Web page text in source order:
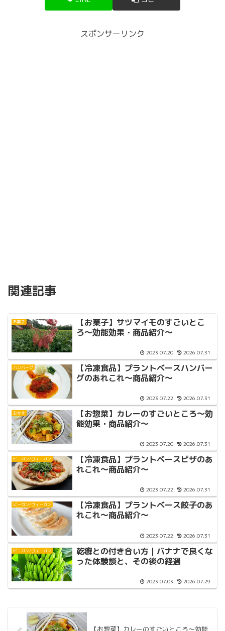
スポンサーリンク
関連記事
お菓子
【お菓子】サツマイモのすごいとこ
ろ〜効能効果・商品紹介〜
2023.07.20 2026.07.31
ハンバーグ
【冷凍食品】プラントベースハンバー
グのあれこれ〜商品紹介〜
2023.07.22 2026.07.31
おかず
【お惣菜】カレーのすごいところ〜効
能効果・商品紹介〜
2023.07.20 2026.07.31
ビーガン/ヴィーガン
【冷凍食品】プラントベースピザのあ
れこれ〜商品紹介〜
2023.07.22 2026.07.31
ビーガン/ヴィーガン
【冷凍食品】プラントベース餃子のあ
れこれ〜商品紹介〜
2023.07.22 2026.07.31
ビーガン/ヴィーガン
乾癬との付き合い方｜バナナで良くな
った体験談と、その後の経過
2023.07.03 2026.07.29
【お惣菜】カレーのすごいところ〜効能